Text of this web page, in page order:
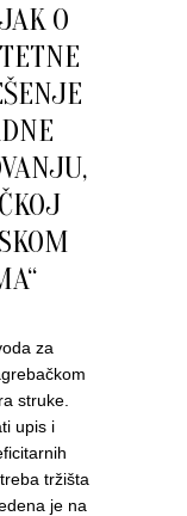
O
za
struke.
upis i
tržišta
je na